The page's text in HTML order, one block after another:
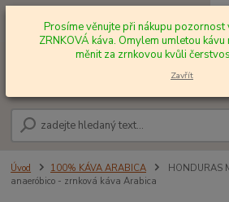
+420 602 577 209
Úvod 100% KÁVA ARABICA
HONDURAS
anaeróbico - zrnková káva Arabica
Prosíme věnujte při nákupu
ZRNKOVÁ káva. Omylem umletou
měnit za zrnkovou kvůli
Zavřít